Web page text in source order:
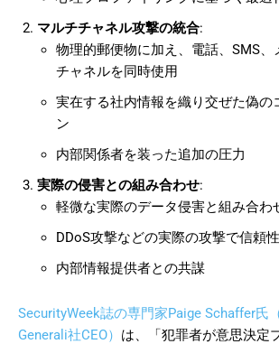
マルチチャネル攻撃の統合:
物理的郵便物に加え、電話、SMS
チャネルを同時使用
実在する社内情報を織り交ぜた偽の
ン
内部関係者を装った追加の圧力
実際の侵害との組み合わせ:
軽微な実際のデータ侵害と組み合わ
DDoS攻撃などの実際の攻撃で信頼
内部情報提供者との共謀
SecurityWeek誌の専門家Paige Schaffer氏
Generali社CEO） は、「犯罪者が意思決定